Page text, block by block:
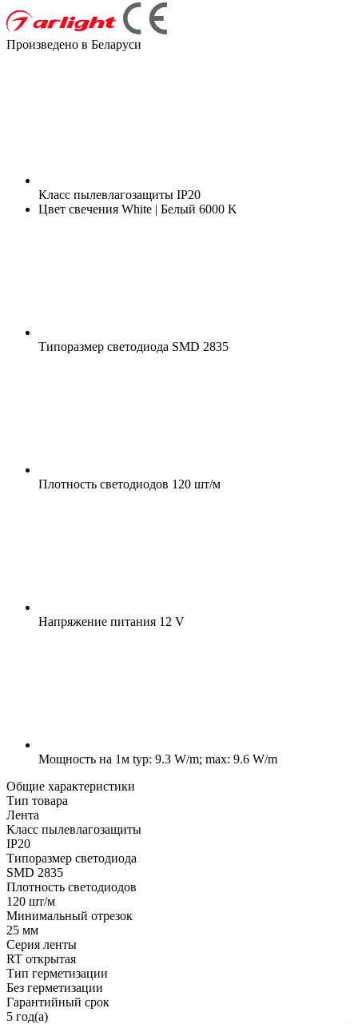
Произведено в Беларуси
Класс пылевлагозащиты IP20
Цвет свечения White | Белый 6000 K
Типоразмер светодиода SMD 2835
Плотность светодиодов 120 шт/м
Напряжение питания 12 V
Мощность на 1м typ: 9.3 W/m; max: 9.6 W/m
Общие характеристики
Тип товара
Лента
Класс пылевлагозащиты
IP20
Типоразмер светодиода
SMD 2835
Плотность светодиодов
120 шт/м
Минимальный отрезок
25 мм
Серия ленты
RT открытая
Тип герметизации
Без герметизации
Гарантийный срок
5 год(а)